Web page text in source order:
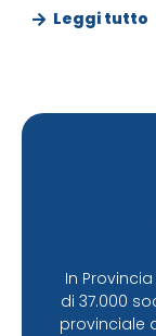
Leggi tutto
In
di 37.000
provinciale